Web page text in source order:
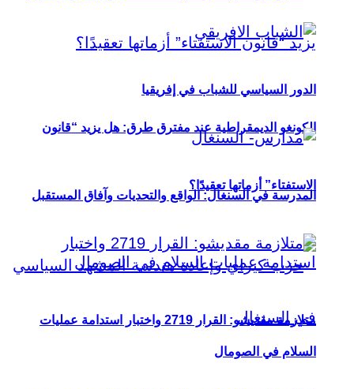
الكونغو الديمقراطية عند مفترق طرق: هل يزيد “قانون
الاستفتاء” أزماتها تعقيدًا؟
الدور السياسي للشباب في إفريقيا
المدرسة في السنغال: الواقع والتحديات وآفاق المستقبل
متلازمة مقديشو: القرار 2719 واختبار استدامة عمليات
السلام في الصومال